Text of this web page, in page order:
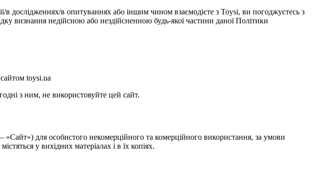
в дослідженнях/в опитуваннях або іншим чином взаємодієте з Toysi, ви погоджуєтесь з
визнання недійсною або нездійсненною будь-якої частини даної Політики
toysi.ua
з ним, не використовуйте цей сайт.
«Сайт») для особистого некомерційного та комерційного використання, за умови
у вихідних матеріалах і в їх копіях.